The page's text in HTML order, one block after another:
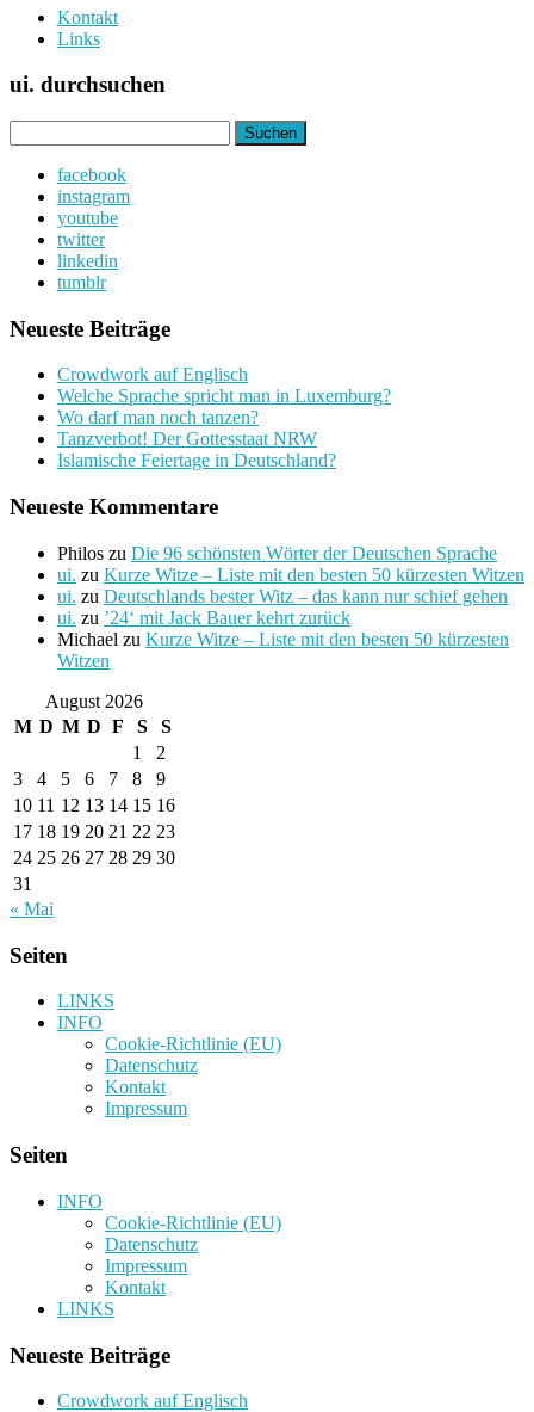
Kontakt
Links
ui. durchsuchen
nach:
facebook
instagram
youtube
twitter
linkedin
tumblr
Neueste Beiträge
Crowdwork auf Englisch
Welche Sprache spricht man in Luxemburg?
Wo darf man noch tanzen?
Tanzverbot! Der Gottesstaat NRW
Islamische Feiertage in Deutschland?
Neueste Kommentare
Philos zu Die 96 schönsten Wörter der Deutschen Sprache
ui. zu Kurze Witze – Liste mit den besten 50 kürzesten Witzen
ui. zu Deutschlands bester Witz – das kann nur schief gehen
ui. zu ’24‘ mit Jack Bauer kehrt zurück
Michael zu Kurze Witze – Liste mit den besten 50 kürzesten
Witzen
August 2026
M D M D F S
S
1
2
3
4 5 6 7 8
9
10 11 12 13 14 15 16
17 18 19 20 21 22 23
24 25 26 27 28 29 30
31
« Mai
Seiten
LINKS
INFO
Cookie-Richtlinie (EU)
Datenschutz
Kontakt
Impressum
Seiten
INFO
Cookie-Richtlinie (EU)
Datenschutz
Impressum
Kontakt
LINKS
Neueste Beiträge
Crowdwork auf Englisch